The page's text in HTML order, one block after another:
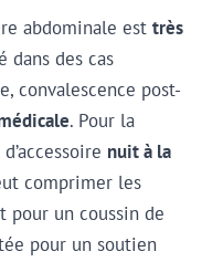
abdominale est très
dans des cas
convalescence post-
. Pour la
nuit à la
comprimer les
pour un coussin de
pour un soutien